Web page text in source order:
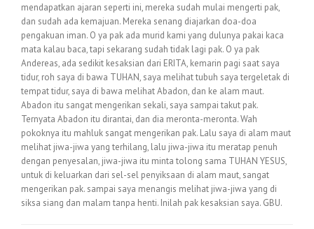
mendapatkan ajaran seperti ini, mereka sudah mulai mengerti pak,
dan sudah ada kemajuan. Mereka senang diajarkan doa-doa
pengakuan iman. O ya pak ada murid kami yang dulunya pakai kaca
mata kalau baca, tapi sekarang sudah tidak lagi pak. O ya pak
Andereas, ada sedikit kesaksian dari ERITA, kemarin pagi saat saya
tidur, roh saya di bawa TUHAN, saya melihat tubuh saya tergeletak di
tempat tidur, saya di bawa melihat Abadon, dan ke alam maut.
Abadon itu sangat mengerikan sekali, saya sampai takut pak.
Ternyata Abadon itu dirantai, dan dia meronta-meronta. Wah
pokoknya itu mahluk sangat mengerikan pak. Lalu saya di alam maut
melihat jiwa-jiwa yang terhilang, lalu jiwa-jiwa itu meratap penuh
dengan penyesalan, jiwa-jiwa itu minta tolong sama TUHAN YESUS,
untuk di keluarkan dari sel-sel penyiksaan di alam maut, sangat
mengerikan pak. sampai saya menangis melihat jiwa-jiwa yang di
siksa siang dan malam tanpa henti. Inilah pak kesaksian saya. GBU.